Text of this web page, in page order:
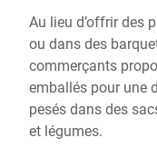
Au lieu d’offrir des
ou dans des
commerçants
emballés pour une
pesés dans des
et légumes.